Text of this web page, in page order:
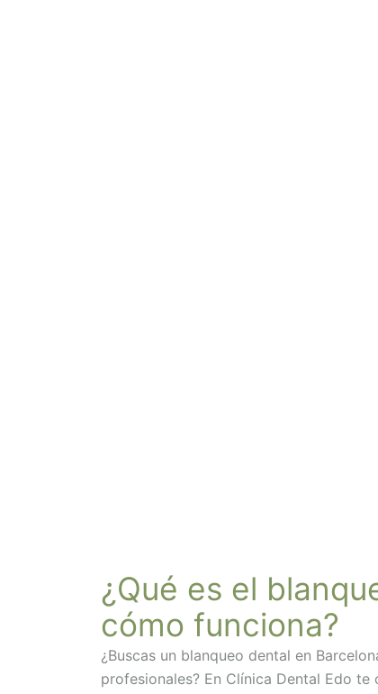
¿Qué es el
cómo funciona?
¿Buscas un blanqueo dental en
profesionales? En Clínica Dental Edo